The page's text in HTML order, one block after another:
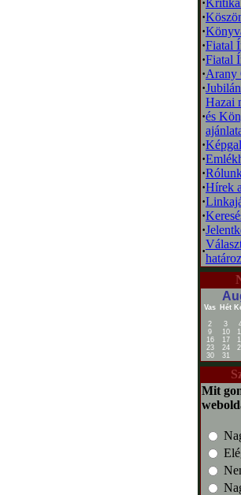
·
·
·
·Fiatal
·Fiatal
·Arany
·
·
Hazai
és
·
·
·
·Hírek
·
·
·
·
Vas Hét
2
3
9
10
16
17
23
24
30
31
Mit